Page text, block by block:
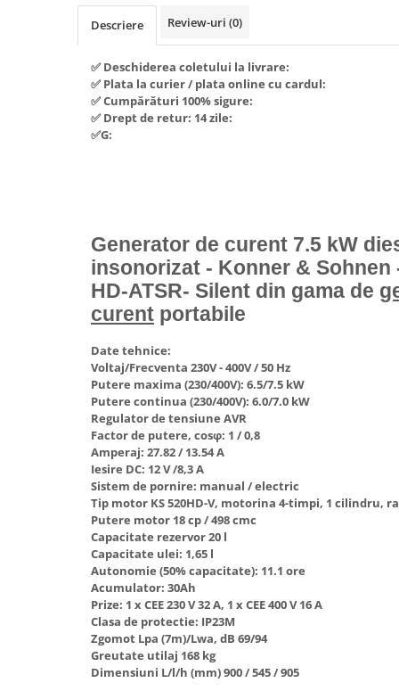
Piese si consumabile pentru
MOTOCOSITORI
Plantatoare + Semanatori
Scarificatoare
Sere si solarii
Tocatoare fan, crengi, tulpini
Fierastraie electrice
Freze de zapada
Freze si carote
Lampi solare
Masini de tencuit
Masini de taiat placi ceramice /
gresie / faianta / parchet
Masini de canelat
Motoare termice
Motoare electrice
Nivela de masurat
Pistoale de impact electrice si
Pistoale de vopsit
Prelungitoare
Polizoare electrice de banc si
Rindele si freze pentru lemn
Redresoare auto - roboti de
Suflante cu aer cald
Purificatoare aer
Tunuri de caldura
Dozatoare de apa
Espressoare, cafetiere si rasnite
Fiare de calcat / Mese pentru
Hote Decorative
Hote Telescopice
Hote Traditionale
Hote Incorporabile
Hote Country
Hote Cupolare
Accesorii, consumabile hote
Masini de tocat carne
Masini de carnati ( CARNATARI )
Masini de spalat vase
Masini de spalat vase incorporabile
Descriere Review-uri (0)
✅ Deschiderea coletului la livrare:
✅ Plata la curier / plata online cu cardul:
✅ Cumpărături 100% sigure:
✅ Drept de retur: 14 zile:
✅G:
Generator de curent 7.5 kW
insonorizat - Konner & Sohnen
HD-ATSR- Silent din gama de
curent portabile
Date tehnice:
Voltaj/Frecventa 230V - 400V / 50 Hz
Putere maxima (230/400V): 6.5/7.5 kW
Putere continua (230/400V): 6.0/7.0 kW
Regulator de tensiune AVR
Factor de putere, cosφ: 1 / 0,8
Amperaj: 27.82 / 13.54 A
Iesire DC: 12 V /8,3 A
Sistem de pornire: manual / electric
Tip motor KS 520HD-V, motorina 4-timpi, 1 cilindru,
Putere motor 18 cp / 498 cmc
Capacitate rezervor 20 l
Capacitate ulei: 1,65 l
Autonomie (50% capacitate): 11.1 ore
Acumulator: 30Ah
Prize: 1 x CEE 230 V 32 A, 1 x CEE 400 V 16 A
Clasa de protectie: IP23M
Zgomot Lpa (7m)/Lwa, dB 69/94
Greutate utilaj 168 kg
Dimensiuni L/l/h (mm) 900 / 545 / 905